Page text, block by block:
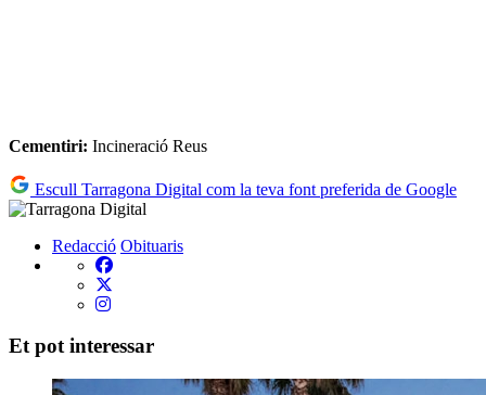
Cementiri: Incineració Reus
Escull Tarragona Digital com la teva font preferida de Google
Redacció Obituaris
Et pot interessar